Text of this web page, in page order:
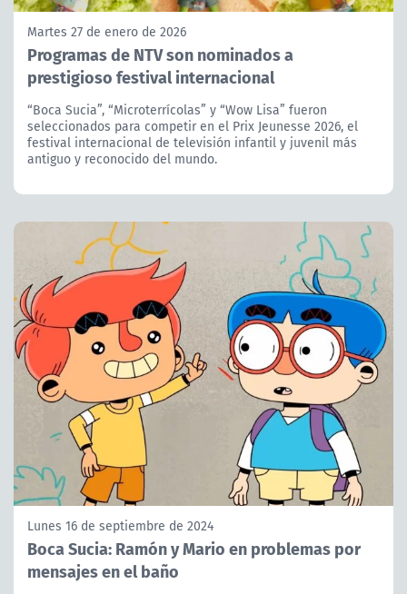
Martes 27 de enero de 2026
Programas de NTV son nominados a
prestigioso festival internacional
“Boca Sucia”, “Microterrícolas” y “Wow Lisa” fueron
seleccionados para competir en el Prix Jeunesse 2026, el
festival internacional de televisión infantil y juvenil más
antiguo y reconocido del mundo.
Lunes 16 de septiembre de 2024
Boca Sucia: Ramón y Mario en problemas por
mensajes en el baño